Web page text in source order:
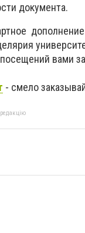
документа.
вами
- смело